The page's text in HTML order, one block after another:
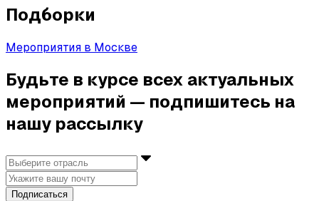
Подборки
Мероприятия в Москве
Будьте в курсе всех актуальных
мероприятий — подпишитесь на
нашу рассылку
Подписаться